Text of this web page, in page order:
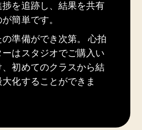
捗を追跡し、結果を共有
簡単です。
準備ができ次第。
心拍
ーはスタジオでご購入い
、初めてのクラスから結
化することができま